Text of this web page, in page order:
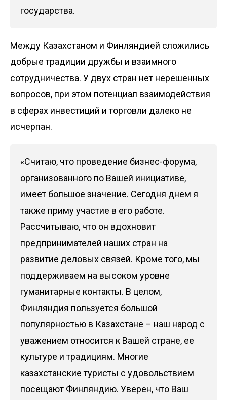
государства.
Между Казахстаном и Финляндией сложились
добрые традиции дружбы и взаимного
сотрудничества. У двух стран нет нерешенных
вопросов, при этом потенциал взаимодействия
в сферах инвестиций и торговли далеко не
исчерпан.
«Считаю, что проведение бизнес-форума,
организованного по Вашей инициативе,
имеет большое значение. Сегодня днем я
также приму участие в его работе.
Рассчитываю, что он вдохновит
предпринимателей наших стран на
развитие деловых связей. Кроме того, мы
поддерживаем на высоком уровне
гуманитарные контакты. В целом,
Финляндия пользуется большой
популярностью в Казахстане – наш народ с
уважением относится к Вашей стране, ее
культуре и традициям. Многие
казахстанские туристы с удовольствием
посещают Финляндию. Уверен, что Ваш